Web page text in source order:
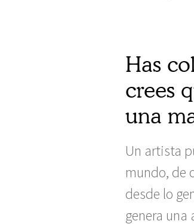
Has
crees
una
Un artista
mundo, de
desde lo
genera